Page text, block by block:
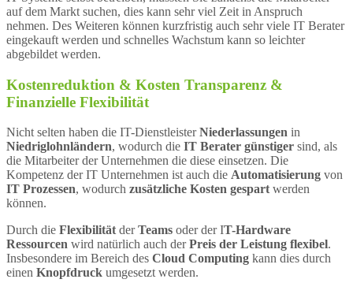
auf dem Markt suchen, dies kann sehr viel Zeit in Anspruch
nehmen. Des Weiteren können kurzfristig auch sehr viele IT Berater
eingekauft werden und schnelles Wachstum kann so leichter
abgebildet werden.
Kostenreduktion & Kosten Transparenz &
Finanzielle Flexibilität
Nicht selten haben die IT-DienstleisterNiederlassungen in
Niedriglohnländern, wodurch die IT Berater günstiger sind, als
die Mitarbeiter der Unternehmen die diese einsetzen. Die
Kompetenz der IT Unternehmen ist auch die Automatisierung von
IT Prozessen, wodurch zusätzliche Kosten gespartwerden
können.
Durch die FlexibilitätderTeams oder der IT-Hardware
Ressourcen wird natürlich auch derPreis der Leistung flexibel.
Insbesondere im Bereich des Cloud Computing kann dies durch
einen Knopfdruck umgesetzt werden.